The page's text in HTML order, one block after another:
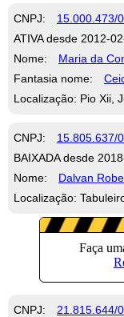
CNPJ: 15.000.473/
ATIVA desde 2012-
Nome:
Maria da
Fantasia nome:
Localização: Pio Xii,
CNPJ: 15.805.637/
BAIXADA desde
Nome:
Dalvan
Localização:
CNPJ: 21.815.644/